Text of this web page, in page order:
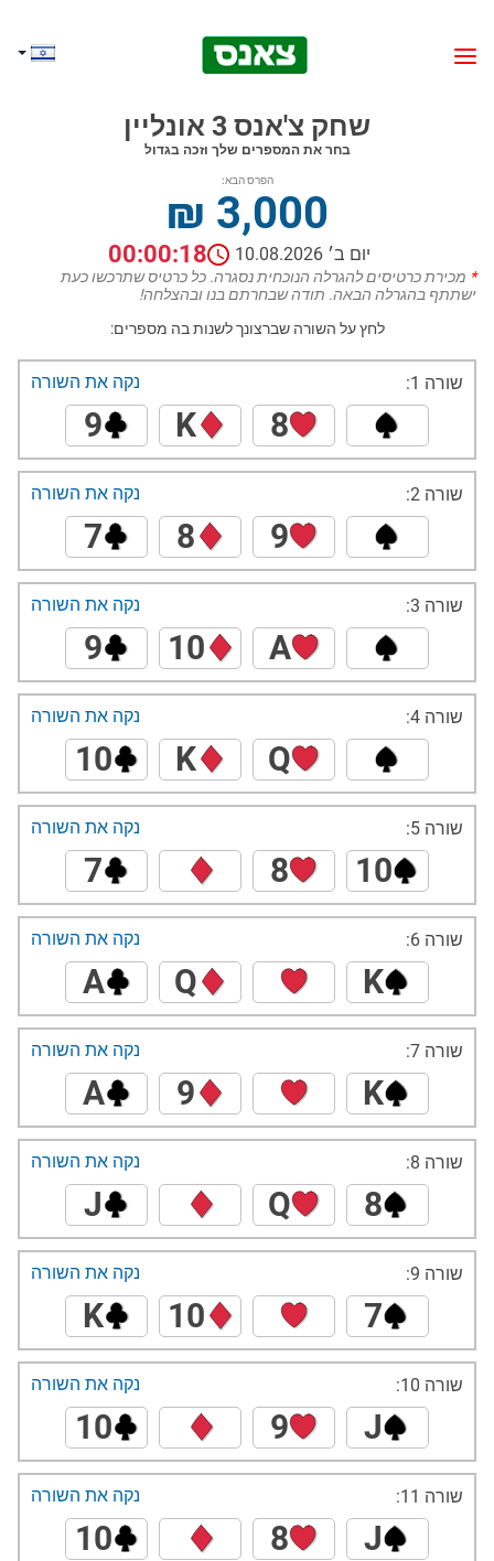
שחק צ'אנס 3 אונליין
בחר את המספרים שלך וזכה בגדול
הפרס הבא:
₪ 3,000
יום ב׳ 10.08.2026 00:00:18
* מכירת כרטיסים להגרלה הנוכחית נסגרה. כל כרטיס שתרכשו כעת
ישתתף בהגרלה הבאה. תודה שבחרתם בנו ובהצלחה!
לחץ על השורה שברצונך לשנות בה מספרים:
שורה 1:
8
K
9
נקה את השורה
שורה 2:
9
8
7
נקה את השורה
שורה 3:
A
10
9
נקה את השורה
שורה 4:
Q
K
10
נקה את השורה
שורה 5:
10
8
7
נקה את השורה
שורה 6:
K
Q
A
נקה את השורה
שורה 7:
K
9
A
נקה את השורה
שורה 8:
8
Q
J
נקה את השורה
שורה 9:
7
10
K
נקה את השורה
שורה 10:
J
9
10
נקה את השורה
שורה 11:
J
8
10
נקה את השורה